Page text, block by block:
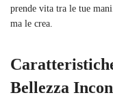
prende vita tra le tue
ma le crea.
Bellezza